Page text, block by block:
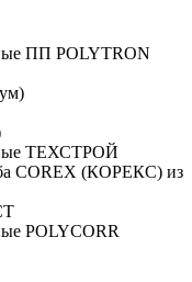
ПП POLYTRON
ТЕХСТРОЙ
COREX (КОРЕКС) из
POLYCORR